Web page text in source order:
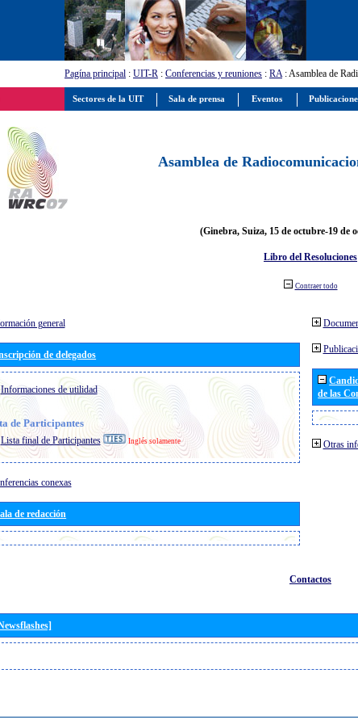
Pagína principal : UIT-R : Conferencias y reuniones : RA: Asamblea de
Asamblea de
(Ginebra, Suiza, 15 de octubre-19 de
Libro del Resoluciones
Contraer todo
general
de delegados
Informaciones de utilidad
de Participantes
Lista final de Participantes Inglés solamente
conexas
de redacción
de las
Otras
Contactos
Sectores de la UIT Sala de prensa Eventos